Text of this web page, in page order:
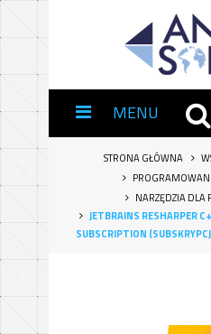
MENU
STRONA GŁÓWNA
NARZĘDZIA DLA
JETBRAINS RESHARPER
SUBSCRIPTION